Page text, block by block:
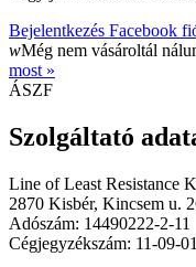
Bejelentkezés Facebook
wMég nem vásároltál
most »
ÁSZF
Szolgáltató
Line of Least Resistance
2870 Kisbér, Kincsem u.
Adószám: 14490222-2-11
Cégjegyzékszám: 11-09-